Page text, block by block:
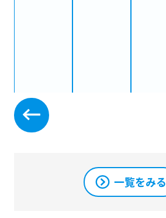
てみ
ても
た。
居酒一覧をみる